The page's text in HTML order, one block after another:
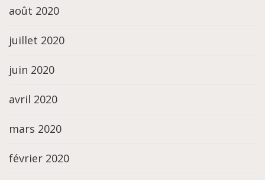
août 2020
juillet 2020
juin 2020
avril 2020
mars 2020
février 2020